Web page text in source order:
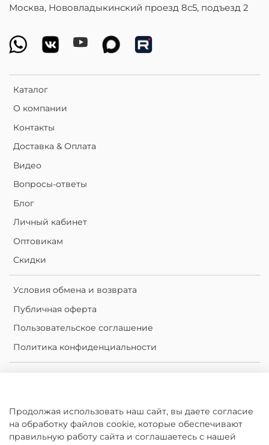
Каталог
О компании
Контакты
Доставка & Оплата
Видео
Вопросы-ответы
Блог
Личный кабинет
Оптовикам
Скидки
Условия обмена и возврата
Публичная оферта
Пользовательское соглашение
Политика конфиденциальности
Сравнение
Избранное
Москва, Нововладыкинский проезд 8с5, подъезд 2
Продолжая использовать наш сайт, вы даете согласие
на обработку файлов cookie, которые обеспечивают
правильную работу сайта и соглашаетесь с нашей